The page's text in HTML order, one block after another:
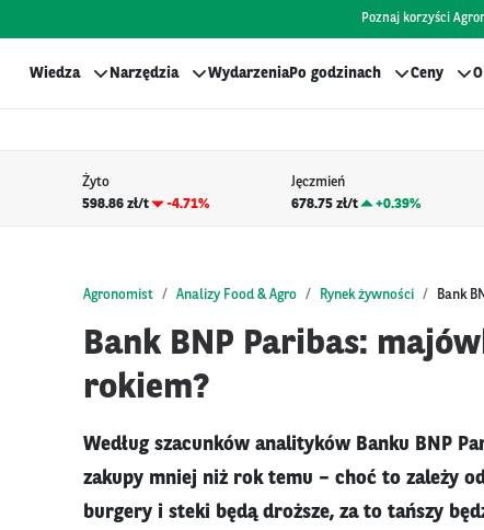
Poznaj korzyści
Wiedza Narzędzia WydarzeniaPo godzinach Ceny
Żyto
598.86 zł/t
-4.71%
Jęczmień
678.75 zł/t
+0.39%
Agronomist Analizy Food & Agro Rynek żywności Bank
Bank BNP Paribas:
rokiem?
Według szacunków analityków Banku BNP
zakupy mniej niż rok temu – choć to zależy
burgery i steki będą droższe, za to tańszy